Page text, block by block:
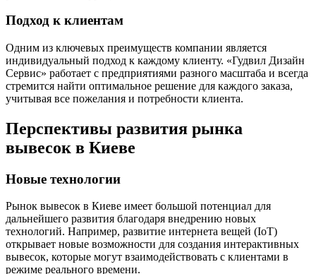
Подход к клиентам
Одним из ключевых преимуществ компании является
индивидуальный подход к каждому клиенту. «Гудвил Дизайн
Сервис» работает с предприятиями разного масштаба и всегда
стремится найти оптимальное решение для каждого заказа,
учитывая все пожелания и потребности клиента.
Перспективы развития рынка
вывесок в Киеве
Новые технологии
Рынок вывесок в Киеве имеет большой потенциал для
дальнейшего развития благодаря внедрению новых
технологий. Например, развитие интернета вещей (IoT)
открывает новые возможности для создания интерактивных
вывесок, которые могут взаимодействовать с клиентами в
режиме реального времени.